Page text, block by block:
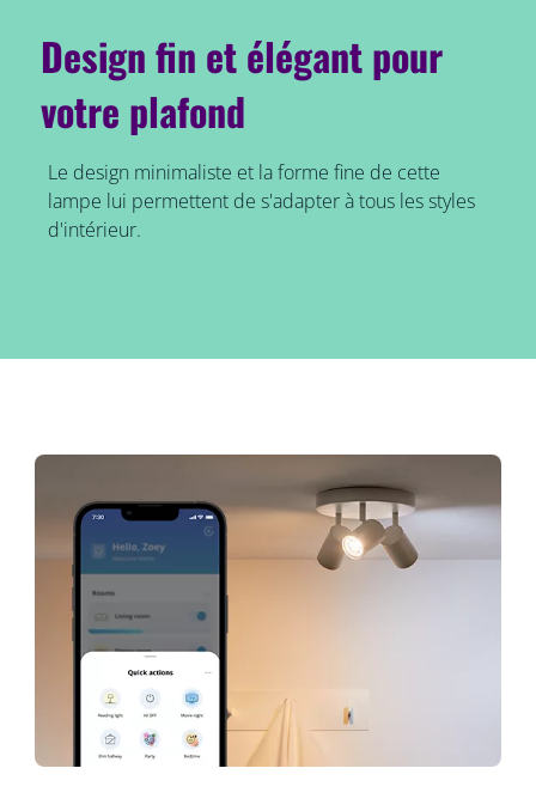
Design fin et élégant pour
votre plafond
Le design minimaliste et la forme fine de cette
lampe lui permettent de s'adapter à tous les styles
d'intérieur.